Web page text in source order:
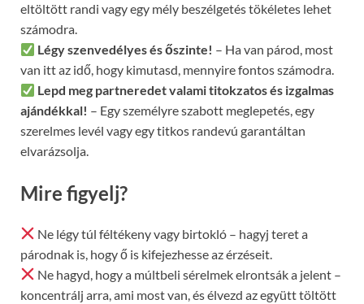
eltöltött randi vagy egy mély beszélgetés tökéletes lehet
számodra.
Légy szenvedélyes és őszinte! – Ha van párod, most
van itt az idő, hogy kimutasd, mennyire fontos számodra.
Lepd meg partneredet valami titokzatos és izgalmas
ajándékkal! – Egy személyre szabott meglepetés, egy
szerelmes levél vagy egy titkos randevú garantáltan
elvarázsolja.
Mire figyelj?
Ne légy túl féltékeny vagy birtokló – hagyj teret a
párodnak is, hogy ő is kifejezhesse az érzéseit.
Ne hagyd, hogy a múltbeli sérelmek elrontsák a jelent –
koncentrálj arra, ami most van, és élvezd az együtt töltött